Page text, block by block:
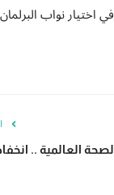
نواب
العالمية ..